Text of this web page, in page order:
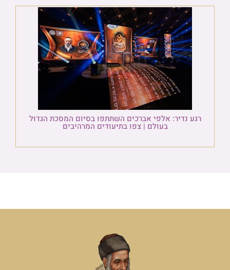
רגע נדיר: אלפי אברכים השתתפו בסיום המסכת הגדול
בעולם | צפו בתיעודים המרהיבים